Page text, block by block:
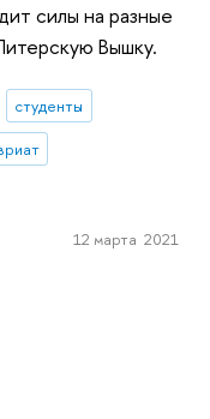
силы на разные
Вышку.
студенты
12 марта 2021